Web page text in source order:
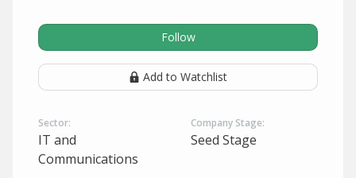
Follow
Add to Watchlist
Sector:
IT and
Communications
Company Stage:
Seed Stage